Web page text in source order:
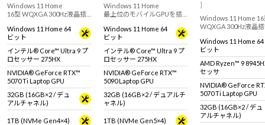
Windows 11 Home
16型 WQXGA 300Hz液晶搭
ノートPC！モバイル向け高
性能GPUで最新ゲームタイ
トルでも高性能を発揮
Windows 11 Home 64
ビット
インテル® Core™ Ultra 9 プ
ロセッサー 275HX
NVIDIA® GeForce RTX™
5070 Ti Laptop GPU
32GB (16GB×2 / デュ
アルチャネル)
1TB (NVMe Gen4×4)
Windows 11 Home
最上位のモバイルGPUを搭
トPC。インテル Core Ultra
9 275HX & RTX 5090 Laptop
GPU 搭載。
Windows 11 Home 64
ビット
インテル® Core™ Ultra 9 プ
ロセッサー 275HX
NVIDIA® GeForce RTX™
5090 Laptop GPU
32GB (16GB×2 / デュアルチ
ャネル)
1TB (NVMe Gen5×4)
]
Windows 11 Home 16
WQXGA 300Hz液晶
トPC！モバイル向け
GPUで最新ゲームタ
でも高性能を発揮
Windows 11 Home 64
ビット
AMD Ryzen™ 9
セッサ
NVIDIA® GeForce
5070 Ti Laptop GPU
32GB (16GB×2 / デュ
アルチャネル)